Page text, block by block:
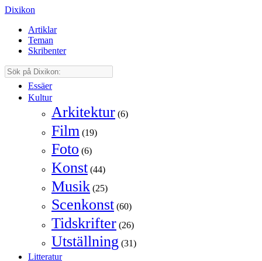
Dixikon
Artiklar
Teman
Skribenter
Essäer
Kultur
Arkitektur (6)
Film (19)
Foto (6)
Konst (44)
Musik (25)
Scenkonst (60)
Tidskrifter (26)
Utställning (31)
Litteratur